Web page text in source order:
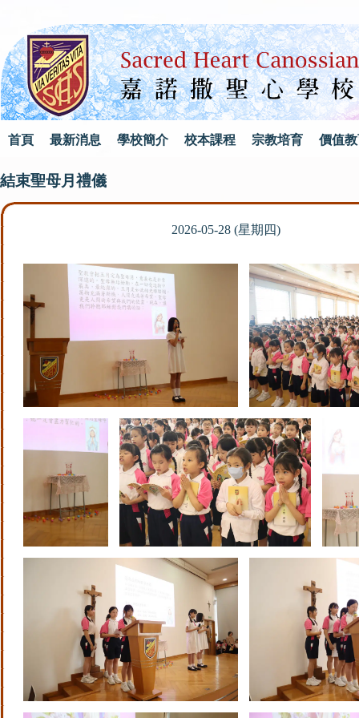
首頁 最新消息 學校簡介 校本課程 宗教培育 價值
結束聖母月禮儀
2026-05-28 (星期四)